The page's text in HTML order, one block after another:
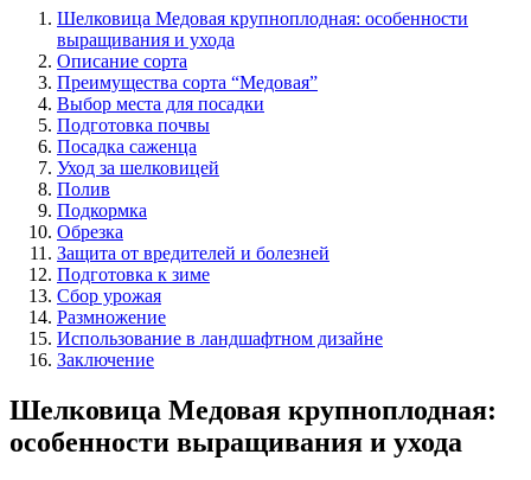
Шелковица Медовая крупноплодная: особенности
выращивания и ухода
Описание сорта
Преимущества сорта “Медовая”
Выбор места для посадки
Подготовка почвы
Посадка саженца
Уход за шелковицей
Полив
Подкормка
Обрезка
Защита от вредителей и болезней
Подготовка к зиме
Сбор урожая
Размножение
Использование в ландшафтном дизайне
Заключение
Шелковица Медовая крупноплодная:
особенности выращивания и ухода